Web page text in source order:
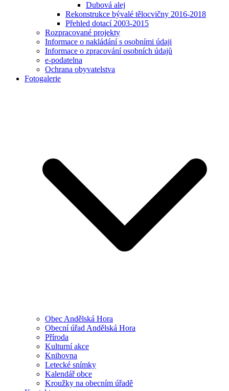
Dubová alej
Rekonstrukce bývalé tělocvičny 2016-2018
Přehled dotací 2003-2015
Rozpracované projekty
Informace o nakládání s osobními údaji
Informace o zpracování osobních údajů
e-podatelna
Ochrana obyvatelstva
Fotogalerie
Obec Andělská Hora
Obecní úřad Andělská Hora
Příroda
Kulturní akce
Knihovna
Letecké snímky
Kalendář obce
Kroužky na obecním úřadě